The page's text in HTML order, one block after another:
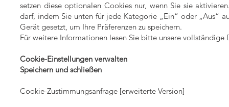
setzen diese optionalen Cookies nur, wenn Sie sie
darf, indem Sie unten für jede Kategorie „Ein“ oder „Aus“
Gerät gesetzt, um Ihre Präferenzen zu speichern.
Für weitere Informationen lesen Sie bitte unsere vollständige
Cookie-Einstellungen verwalten
Speichern und schließen
Cookie-Zustimmungsanfrage [erweiterte Version]